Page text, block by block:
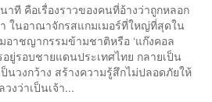
าที คือเรื่องราวของคนที่อ้างว่าถูกหลอก
ในอาณาจักรสแกมเมอร์ที่ใหญ่ที่สุดใน
าชญากรรมข้ามชาติหรือ ‘แก๊งคอล
ยู่รอบชายแดนประเทศไทย กลายเป็น
นวงกว้าง สร้างความรู้สึกไม่ปลอดภัยให้
งว่าเป็นเจ้า...